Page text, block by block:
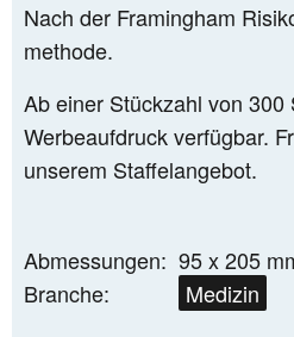
MASCHINENBAU
STAHLBAU
Nach der Framingham
methode.
Ab einer Stückzahl von 300
Werbeaufdruck verfügbar.
unserem Staffelangebot.
Abmessungen: 95 x 205
Branche:
Medizin